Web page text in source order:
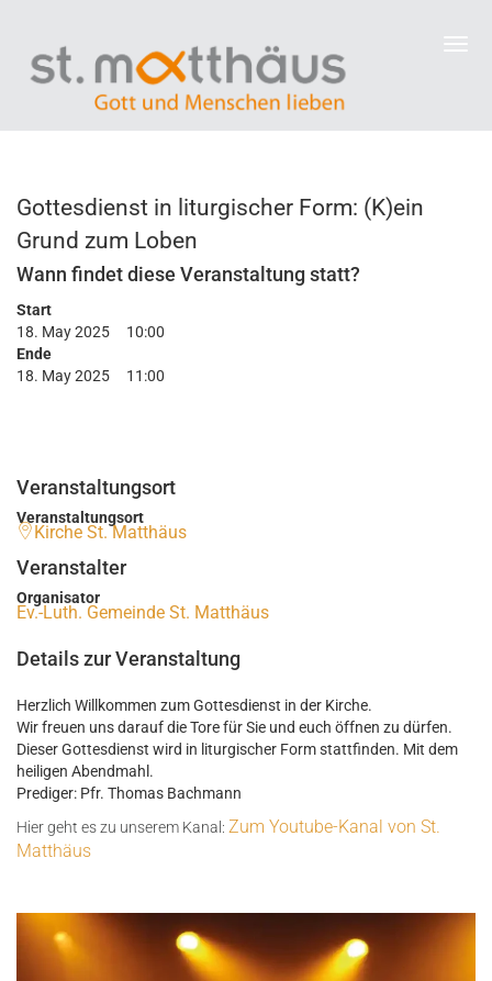
Gottesdienst in liturgischer Form: (K)ein
Grund zum Loben
Wann findet diese Veranstaltung statt?
Start
18. May 2025
10:00
Ende
18. May 2025
11:00
Veranstaltungsort
Veranstaltungsort
Kirche St. Matthäus
Veranstalter
Organisator
Ev.-Luth. Gemeinde St. Matthäus
Details zur Veranstaltung
Herzlich Willkommen zum Gottesdienst in der Kirche.
Wir freuen uns darauf die Tore für Sie und euch öffnen zu dürfen.
Dieser Gottesdienst wird in liturgischer Form stattfinden. Mit dem
heiligen Abendmahl.
Prediger: Pfr. Thomas Bachmann
Hier geht es zu unserem Kanal: Zum Youtube-Kanal von St.
Matthäus